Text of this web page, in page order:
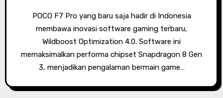
POCO F7 Pro yang baru saja hadir di Indonesia
membawa inovasi software gaming terbaru,
Wildboost Optimization 4.0. Software ini
memaksimalkan performa chipset Snapdragon 8 Gen
3, menjadikan pengalaman bermain game…